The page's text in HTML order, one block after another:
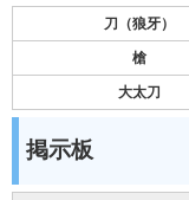
刀（狼牙）
槍
大太刀
掲示板